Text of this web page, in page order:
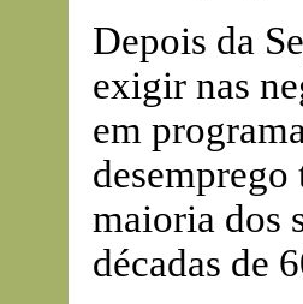
Depois da
exigir nas
em
maioria dos
décadas de